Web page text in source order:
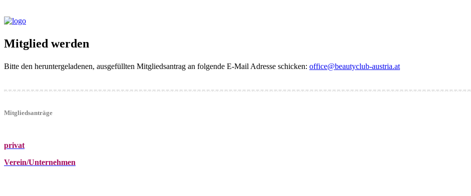
Mitglied werden
Bitte den heruntergeladenen, ausgefüllten Mitgliedsantrag an folgende E-Mail Adresse schicken: office@beautyclub-austria.at
Mitgliedsanträge
privat
Verein/Unternehmen